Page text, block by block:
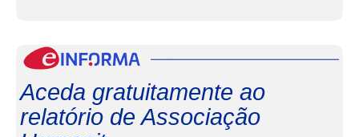
Aceda gratuitamente ao
relatório de Associação